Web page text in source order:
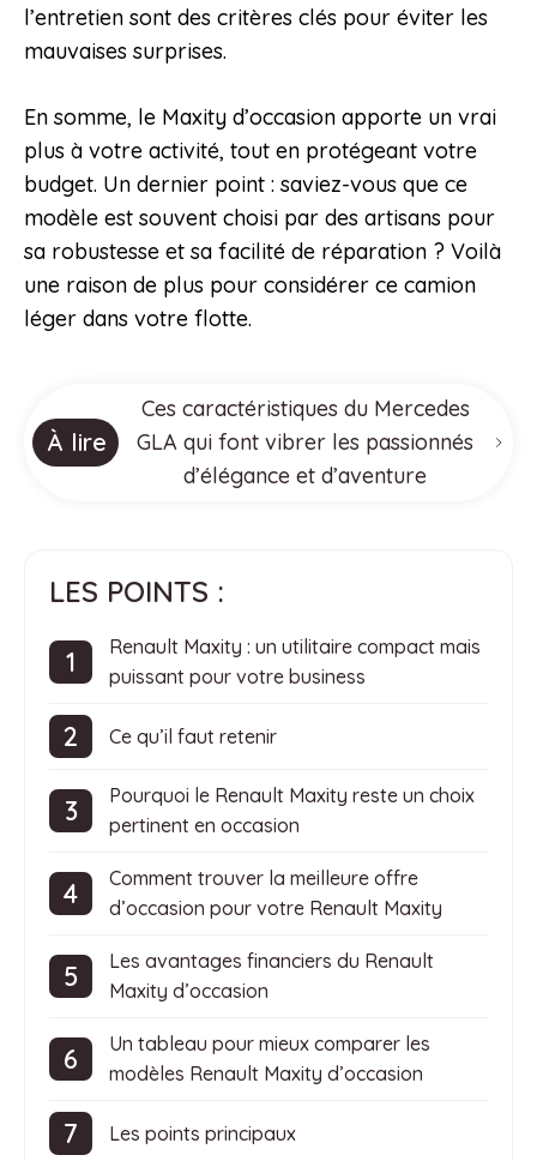
l’entretien sont des critères clés pour éviter les
mauvaises surprises.
En somme, le Maxity d’occasion apporte un vrai
plus à votre activité, tout en protégeant votre
budget. Un dernier point : saviez-vous que ce
modèle est souvent choisi par des artisans pour
sa robustesse et sa facilité de réparation ? Voilà
une raison de plus pour considérer ce camion
léger dans votre flotte.
À lire
Ces caractéristiques du Mercedes
GLA qui font vibrer les passionnés
d’élégance et d’aventure
LES POINTS :
Renault Maxity : un utilitaire compact mais
puissant pour votre business
Ce qu’il faut retenir
Pourquoi le Renault Maxity reste un choix
pertinent en occasion
Comment trouver la meilleure offre
d’occasion pour votre Renault Maxity
Les avantages financiers du Renault
Maxity d’occasion
Un tableau pour mieux comparer les
modèles Renault Maxity d’occasion
Les points principaux